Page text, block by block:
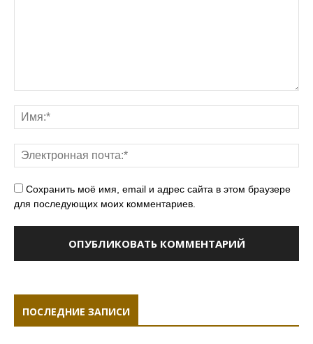
Сохранить моё имя, email и адрес сайта в этом браузере
для последующих моих комментариев.
ПОСЛЕДНИЕ ЗАПИСИ